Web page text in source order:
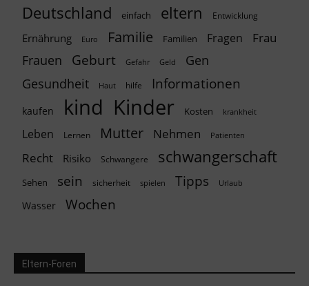
Deutschland einfach eltern Entwicklung
Ernährung Euro Familie Familien Fragen Frau
Frauen Geburt Gefahr Geld
Gen
Gesundheit
Haut hilfe Informationen
kaufen kind Kinder Kosten krankheit
Leben Lernen Mutter Nehmen Patienten
Recht Risiko Schwangere schwangerschaft
Sehen sein sicherheit spielen Tipps Urlaub
Wasser Wochen
Eltern-Foren